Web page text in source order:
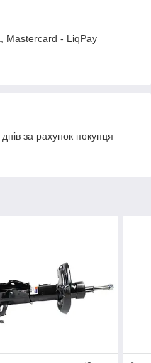
Mastercard - LiqPay
за рахунок покупця